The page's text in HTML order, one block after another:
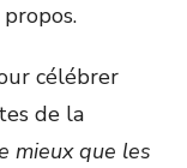
célébrer
de la
mieux que les